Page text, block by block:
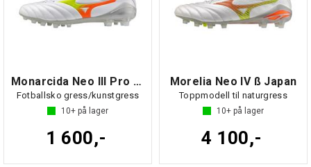
Monarcida Neo III Pro AG
Fotballsko gress/kunstgress
10+ på lager
1 600,-
Morelia Neo IV ß Japan
Toppmodell til naturgress
10+ på lager
4 100,-